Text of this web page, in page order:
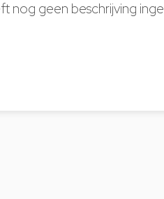
nog geen beschrijving